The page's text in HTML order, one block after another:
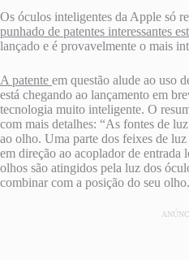
Os óculos inteligentes da Apple só
punhado de patentes interessantes
lançado e é provavelmente o mais
A patente em questão alude ao uso
está chegando ao lançamento em
tecnologia muito inteligente. O
com mais detalhes: “As fontes de
ao olho. Uma parte dos feixes de
em direção ao acoplador de entrada
olhos são atingidos pela luz dos
combinar com a posição do seu olho.